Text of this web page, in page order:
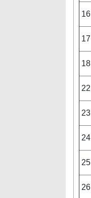
16
17
18
22
23
24
25
26